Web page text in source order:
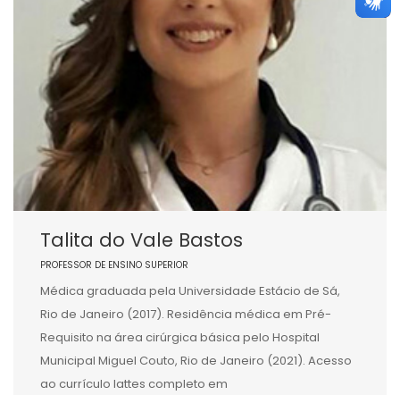
Talita do Vale Bastos
PROFESSOR DE ENSINO SUPERIOR
Médica graduada pela Universidade Estácio de Sá,
Rio de Janeiro (2017). Residência médica em Pré-
Requisito na área cirúrgica básica pelo Hospital
Municipal Miguel Couto, Rio de Janeiro (2021). Acesso
ao currículo lattes completo em